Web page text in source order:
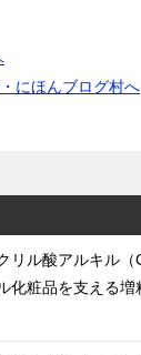
リル酸アルキル
化粧品を支える増